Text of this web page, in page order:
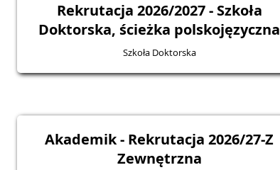
Rekrutacja 2026/2027 - Szkoła
Doktorska, ścieżka polskojęzyczna
Szkoła Doktorska
Akademik - Rekrutacja 2026/27-Z
Zewnętrzna